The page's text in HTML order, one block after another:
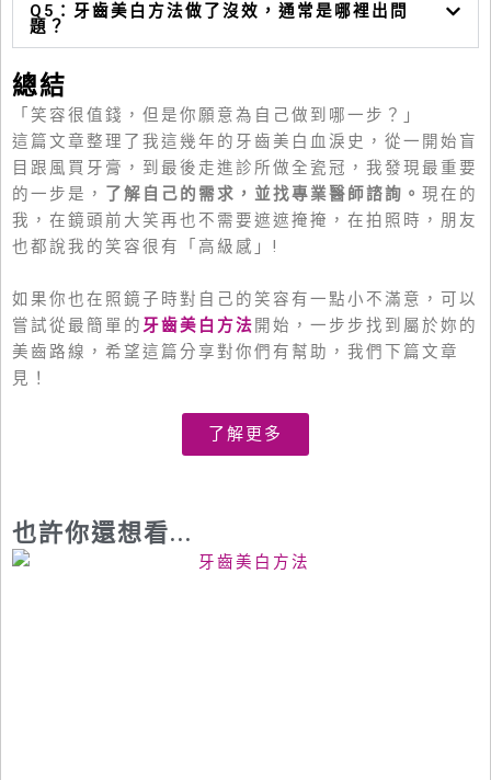
Q5：牙齒美白方法做了沒效，通常是哪裡出問
題？
總結
「笑容很值錢，但是你願意為自己做到哪一步？」
這篇文章整理了我這幾年的牙齒美白血淚史，從一開始盲
目跟風買牙膏，到最後走進診所做全瓷冠，我發現最重要
的一步是，
了解自己的需求，並找專業醫師諮詢。 現在的
我，在鏡頭前大笑再也不需要遮遮掩掩，在拍照時，朋友
也都說我的笑容很有「高級感」!
如果你也在照鏡子時對自己的笑容有一點小不滿意，可以
嘗試從最簡單的牙齒美白方法 開始，一步步找到屬於妳的
美齒路線，希望這篇分享對你們有幫助，我們下篇文章
見！
了解更多
也許你還想看...